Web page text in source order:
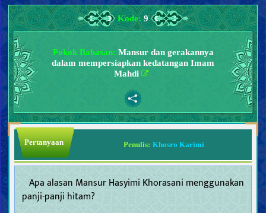
Kode: 9
Pokok Bahasan: Mansur dan gerakannya
dalam mempersiapkan kedatangan Imam
Mahdi
Pertanyaan Penulis: Khosro Karimi
Apa alasan Mansur Hasyimi Khorasani menggunakan
panji-panji hitam?